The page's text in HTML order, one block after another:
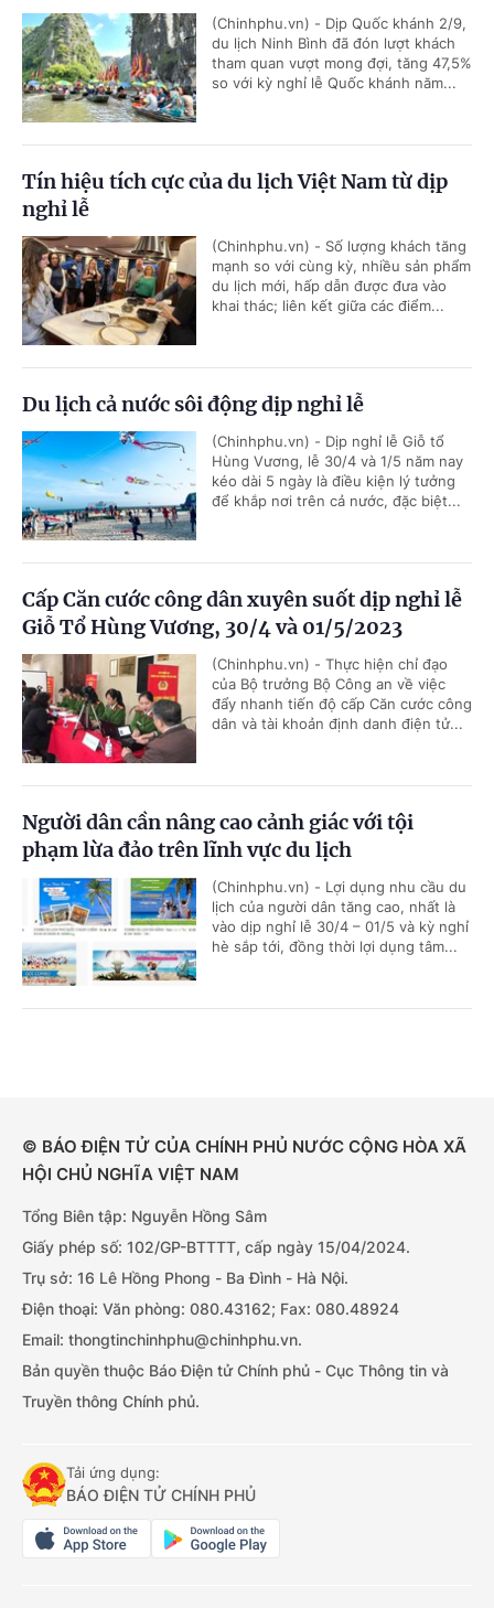
(Chinhphu.vn) - Dịp Quốc khánh 2/9,
du lịch Ninh Bình đã đón lượt khách
tham quan vượt mong đợi, tăng 47,5%
so với kỳ nghỉ lễ Quốc khánh năm...
Tín hiệu tích cực của du lịch Việt Nam từ dịp
nghỉ lễ
(Chinhphu.vn) - Số lượng khách tăng
mạnh so với cùng kỳ, nhiều sản phẩm
du lịch mới, hấp dẫn được đưa vào
khai thác; liên kết giữa các điểm...
Du lịch cả nước sôi động dịp nghỉ lễ
(Chinhphu.vn) - Dịp nghỉ lễ Giỗ tổ
Hùng Vương, lễ 30/4 và 1/5 năm nay
kéo dài 5 ngày là điều kiện lý tưởng
để khắp nơi trên cả nước, đặc biệt...
Cấp Căn cước công dân xuyên suốt dịp nghỉ lễ
Giỗ Tổ Hùng Vương, 30/4 và 01/5/2023
(Chinhphu.vn) - Thực hiện chỉ đạo
của Bộ trưởng Bộ Công an về việc
đẩy nhanh tiến độ cấp Căn cước công
dân và tài khoản định danh điện tử...
Người dân cần nâng cao cảnh giác với tội
phạm lừa đảo trên lĩnh vực du lịch
(Chinhphu.vn) - Lợi dụng nhu cầu du
lịch của người dân tăng cao, nhất là
vào dịp nghỉ lễ 30/4 – 01/5 và kỳ nghỉ
hè sắp tới, đồng thời lợi dụng tâm...
© BÁO ĐIỆN TỬ CỦA CHÍNH PHỦ NƯỚC CỘNG HÒA XÃ
HỘI CHỦ NGHĨA VIỆT NAM
Tổng Biên tập: Nguyễn Hồng Sâm
Giấy phép số: 102/GP-BTTTT, cấp ngày 15/04/2024.
Trụ sở: 16 Lê Hồng Phong - Ba Đình - Hà Nội.
Điện thoại: Văn phòng: 080.43162; Fax: 080.48924
Email: thongtinchinhphu@chinhphu.vn.
Bản quyền thuộc Báo Điện tử Chính phủ - Cục Thông tin và
Truyền thông Chính phủ.
Tải ứng dụng:
BÁO ĐIỆN TỬ CHÍNH PHỦ